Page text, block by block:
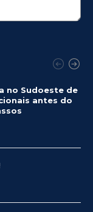
no Sudoeste de
antes do